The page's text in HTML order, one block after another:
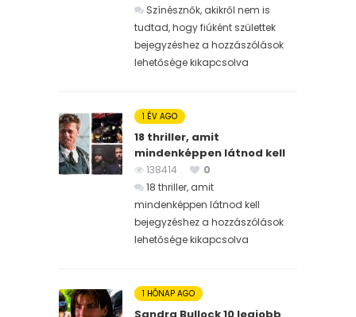
Színésznők, akikről nem is
tudtad, hogy fiúként születtek
bejegyzéshez a hozzászólások
lehetősége kikapcsolva
1 ÉV AGO
18 thriller, amit
mindenképpen látnod kell
138414
0
18 thriller, amit
mindenképpen látnod kell
bejegyzéshez a hozzászólások
lehetősége kikapcsolva
1 HÓNAP AGO